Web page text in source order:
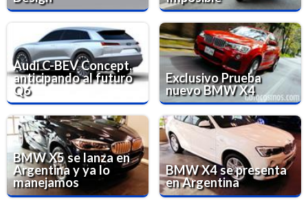
Audi C-BEV Concept,
anticipando al futuro
Q6
Exclusivo Prueba
nuevo BMW X4
BMW X5 se lanza en
Argentina y ya lo
manejamos
BMW X4 se presenta
en Argentina